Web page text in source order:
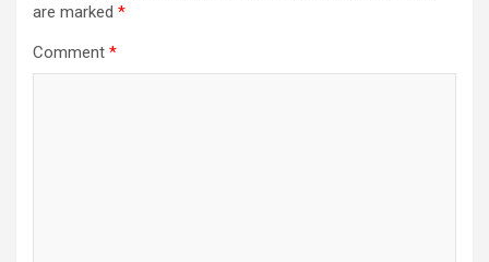
are marked *
Comment *